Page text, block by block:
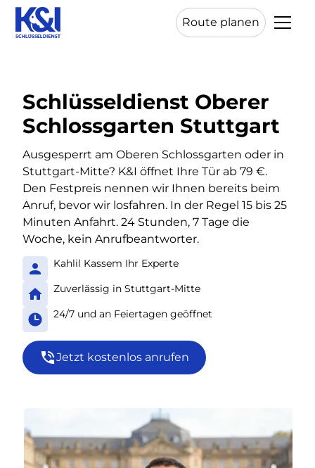
Route planen
Schlüsseldienst Oberer
Schlossgarten Stuttgart
Ausgesperrt am Oberen Schlossgarten oder in
Stuttgart-Mitte? K&I öffnet Ihre Tür ab 79 €.
Den Festpreis nennen wir Ihnen bereits beim
Anruf, bevor wir losfahren. In der Regel 15 bis 25
Minuten Anfahrt. 24 Stunden, 7 Tage die
Woche, kein Anrufbeantworter.
Kahlil Kassem Ihr Experte
Zuverlässig in Stuttgart-Mitte
24/7 und an Feiertagen geöffnet
Jetzt kostenlos anrufen